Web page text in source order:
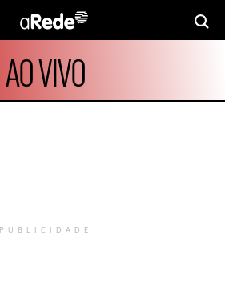
AO VIVO
PUBLICIDADE